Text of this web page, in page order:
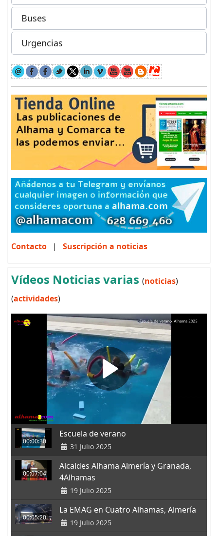
Buses
Urgencias
Contacto | Suscripción a noticias
Vídeos Noticias varias (noticias)
(actividades)
00:00:30
Escuela de verano
31 Julio 2025
00:07:04
Alcaldes Alhama Almería y Granada,
4Alhamas
19 Julio 2025
00:05:20
La EMAG en Cuatro Alhamas, Almería
19 Julio 2025